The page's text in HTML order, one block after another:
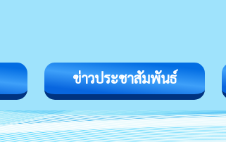
ข่าวประชาสัมพันธ์